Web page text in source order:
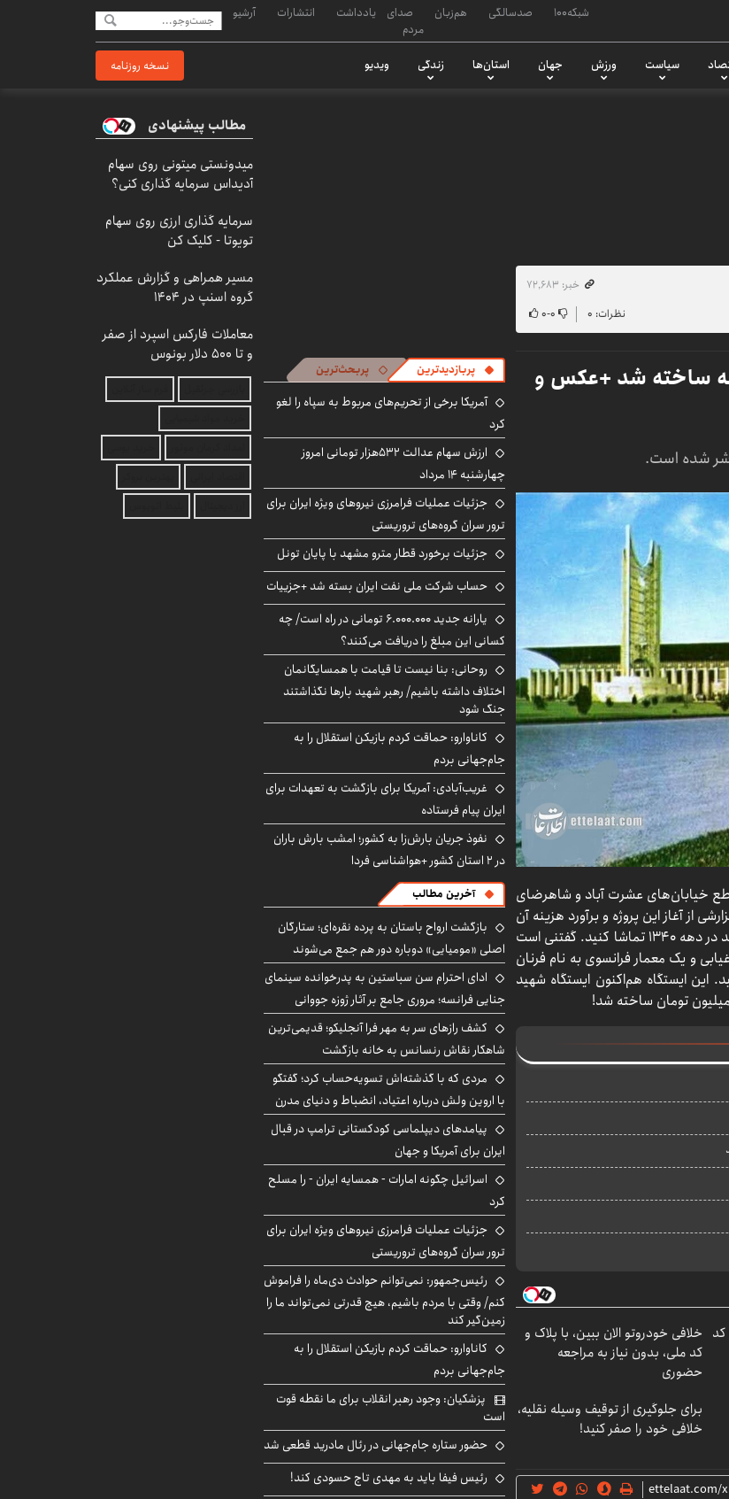
شبکه۱۰۰ صدسالگی هم‌زبان
صدای
مردم
یادداشت انتشارات آرشیو
سیاست ورزش جهان استان‌ها زندگی ویدیو نسخه روزنامه
خبر: ۷۲٬۶۸۳
نظرات: ۰ ۰-۰
قبل این‌گونه ساخته شد +عکس و
خیابان‌های عشرت آباد و شاهرضای
۷۰ سال پیش آغاز شد. خبرنگار روزنامه اطلاعات ۳ آذر ۱۳۳۳ گزارشی از آغاز این پروژه و برآورد هزینه آن
منتشر کرد. گزارش را بخوانید و کارت پستالی از ایستگاه راه آهن مشهد در دهه ۱۳۴۰ تماشا کنید. گفتنی است
و یک معمار فرانسوی به نام فرنان
۴ آبان ۱۳۴۵ به بهره‌برداری رسید. این ایستگاه هم‌اکنون ایستگاه شهید
کد خلافی خودروتو الان ببین، با پلاک و
کد ملی، بدون نیاز به مراجعه
حضوری
برای جلوگیری از توقیف وسیله نقلیه،
خلافی خود را صفر کنید!
پربازدیدترین پربحث‌ترین
آمریکا برخی از تحریم‌های مربوط به سپاه را لغو
کرد
ارزش سهام عدالت ۵۳۲هزار تومانی امروز
چهارشنبه ۱۴ مرداد
جزئیات عملیات فرامرزی نیروهای ویژه ایران برای
ترور سران گروه‌های تروریستی
جزئیات برخورد قطار مترو مشهد با پایان تونل
حساب‌ شرکت ملی نفت ایران بسته شد +جزییات
یارانه جدید ۶.۰۰۰.۰۰۰ تومانی در راه است/ چه
کسانی این مبلغ را دریافت می‌کنند؟
روحانی: بنا نیست تا قیامت با همسایگانمان
اختلاف داشته باشیم/ رهبر شهید بارها نگذاشتند
جنگ شود
کاناوارو: حماقت کردم بازیکن استقلال را به
جام‌جهانی بردم
غریب‌آبادی: آمریکا برای بازگشت به تعهدات برای
ایران پیام فرستاده
نفوذ جریان بارش‌زا به کشور؛ امشب بارش باران
در ۲ استان کشور +هواشناسی فردا
آخرین مطالب
بازگشت ارواح باستان به پرده نقره‌ای؛ ستارگان
اصلی «مومیایی» دوباره دور هم جمع می‌شوند
ادای احترام سن سباستین به پدرخوانده سینمای
جنایی فرانسه؛ مروری جامع بر آثار ژوزه جووانی
کشف رازهای سر به مهر فرا آنجلیکو؛ قدیمی‌ترین
شاهکار نقاش رنسانس به خانه بازگشت
مردی که با گذشته‌اش تسویه‌حساب کرد؛ گفتگو
با اروین ولش درباره اعتیاد، انضباط و دنیای مدرن
پیامدهای دیپلماسی کودکستانی ترامپ در قبال
ایران برای آمریکا و جهان
اسرائیل چگونه امارات - همسایه ایران - را مسلح
کرد
جزئیات عملیات فرامرزی نیروهای ویژه ایران برای
ترور سران گروه‌های تروریستی
رئیس‌جمهور: نمی‌توانم حوادث دی‌ماه را فراموش
کنم/ وقتی با مردم باشیم، هیچ قدرتی نمی‌تواند ما را
زمین‌گیر کند
کاناوارو: حماقت کردم بازیکن استقلال را به
جام‌جهانی بردم
پزشکیان: وجود رهبر انقلاب برای ما نقطه قوت
است
حضور ستاره جام‌جهانی در رئال مادرید قطعی شد
رئیس فیفا باید به مهدی تاج حسودی کند!
مطالب پیشنهادی
میدونستی میتونی روی سهام
آدیداس سرمایه گذاری کنی؟
سرمایه گذاری ارزی روی سهام
تویوتا - کلیک کن
مسیر همراهی و گزارش عملکرد
گروه اسنپ در ۱۴۰۴
معاملات فارکس اسپرد از صفر
و تا ۵۰۰ دلار بونوس